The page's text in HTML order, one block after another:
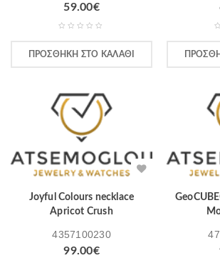
59.00€
ΠΡΟΣΘΉΚΗ ΣΤΟ ΚΑΛΆΘΙ
Joyful Colours necklace
Apricot Crush
4357100230
99.00€